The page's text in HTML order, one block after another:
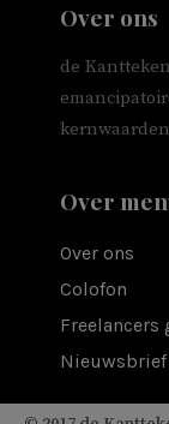
Over ons
de
Over
Over ons
Colofon
Freelancers
Nieuwsbrief